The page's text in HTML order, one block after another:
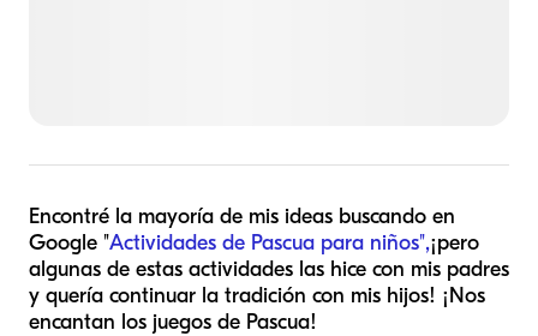
Encontré la mayoría de mis ideas buscando en
Google "Actividades de Pascua para niños",¡pero
algunas de estas actividades las hice con mis padres
y quería continuar la tradición con mis hijos! ¡Nos
encantan los juegos de Pascua!